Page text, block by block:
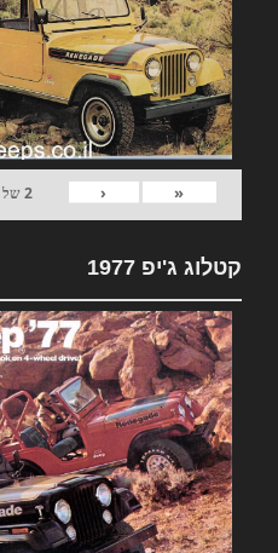
«
‹
2של
קטלוג ג'יפ 1977